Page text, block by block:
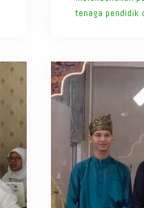
tenaga pendidik